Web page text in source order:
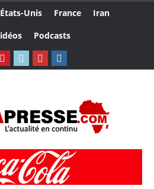
États-Unis France
Iran
Podcasts